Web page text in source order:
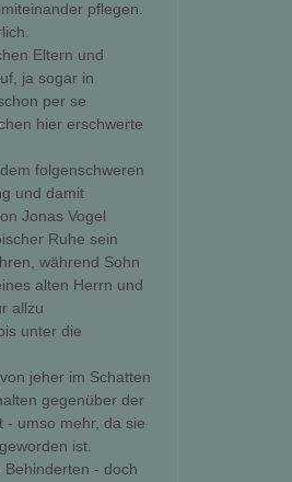
pflegen.
Eltern und
ja sogar in
per se
hier erschwerte
folgenschweren
und damit
Jonas Vogel
Ruhe sein
während Sohn
alten Herrn und
allzu
unter die
jeher im Schatten
gegenüber der
- umso mehr, da sie
ist.
- doch